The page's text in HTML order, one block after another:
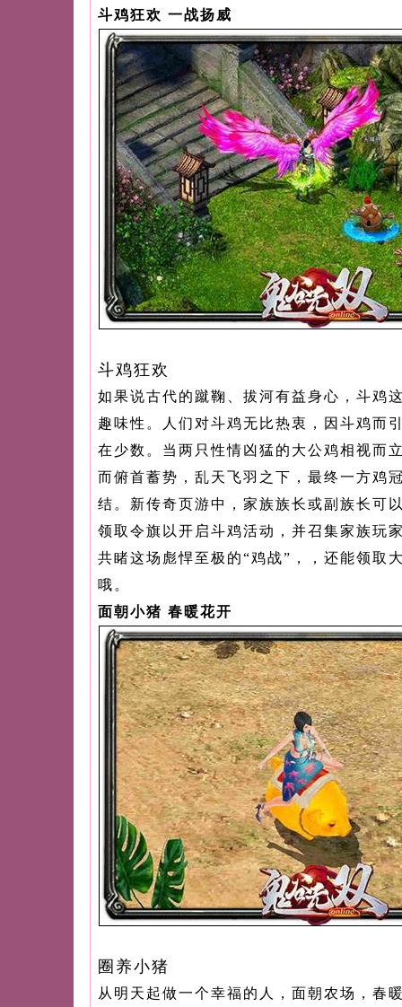
斗鸡狂欢 一战扬威
斗鸡狂欢
如果说古代的蹴鞠、拔河有益身心，斗鸡
趣味性。人们对斗鸡无比热衷，因斗鸡而
在少数。当两只性情凶猛的大公鸡相视而
而俯首蓄势，乱天飞羽之下，最终一方鸡
结。新传奇页游中，家族族长或副族长可
领取令旗以开启斗鸡活动，并召集家族玩
共睹这场彪悍至极的“鸡战”，，还能领取
哦。
面朝小猪 春暖花开
圈养小猪
从明天起做一个幸福的人，面朝农场，